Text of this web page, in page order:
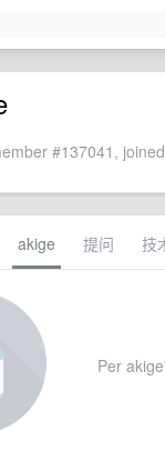
#137041,
akige 提问 技
Per